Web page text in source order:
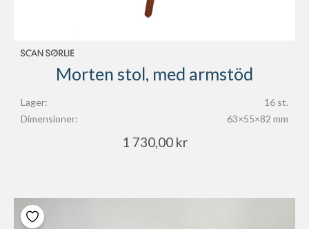
Morten stol, med armstöd
Lager:
16 st.
Dimensioner:
63×55×82 mm
1 730,00 kr